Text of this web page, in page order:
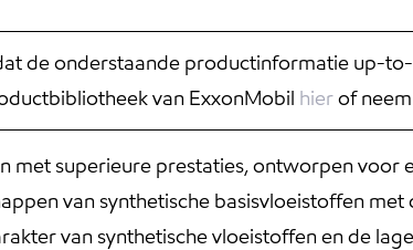
de onderstaande productinformatie up-
van ExxonMobil hierof
met superieure prestaties, ontworpen voor
van synthetische basisvloeistoffen
van synthetische vloeistoffen en de